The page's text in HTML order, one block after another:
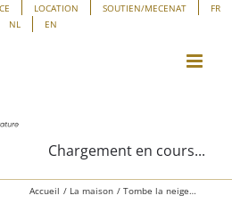
LOCATION SOUTIEN/MECENAT
FR
NL
EN
Chargement en cours...
Accueil La maison Tombe la neige…